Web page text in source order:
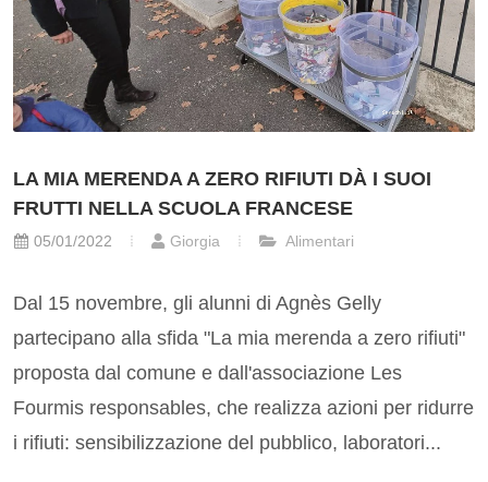
LA MIA MERENDA A ZERO RIFIUTI DÀ I SUOI
FRUTTI NELLA SCUOLA FRANCESE
05/01/2022 Giorgia Alimentari
Dal 15 novembre, gli alunni di Agnès Gelly
partecipano alla sfida "La mia merenda a zero rifiuti"
proposta dal comune e dall'associazione Les
Fourmis responsables, che realizza azioni per ridurre
i rifiuti: sensibilizzazione del pubblico, laboratori...